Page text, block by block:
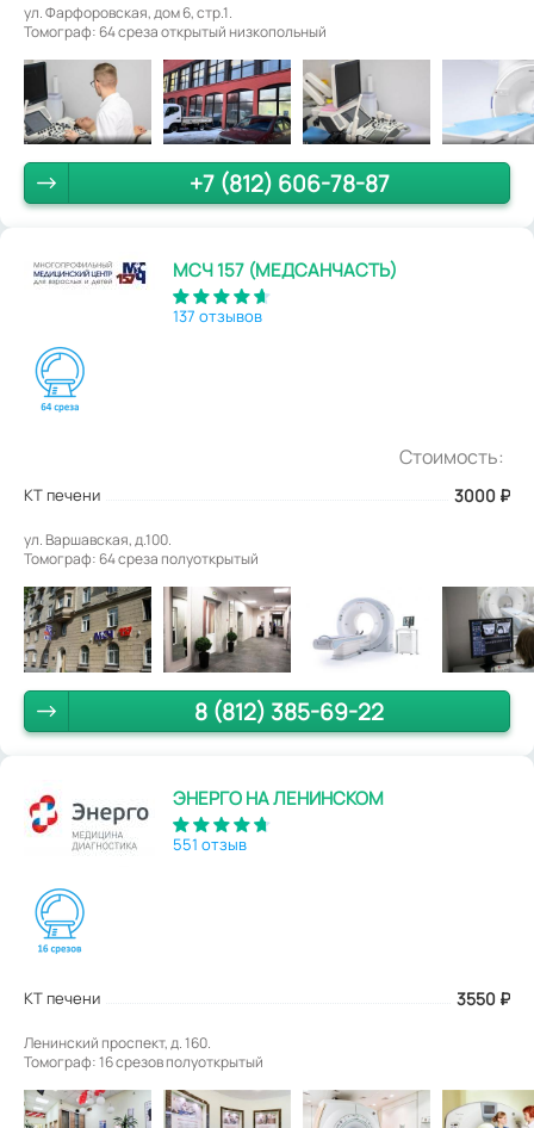
ул. Фарфоровская, дом 6, стр.1.
Томограф: 64 среза открытый низкопольный
+7 (812) 606-78-87
МСЧ 157 (МЕДСАНЧАСТЬ)
137 отзывов
Стоимость:
КТ печени 3000 ₽
ул. Варшавская, д.100.
Томограф: 64 среза полуоткрытый
8 (812) 385-69-22
ЭНЕРГО НА ЛЕНИНСКОМ
551 отзыв
КТ печени 3550 ₽
Ленинский проспект, д. 160.
Томограф: 16 срезов полуоткрытый